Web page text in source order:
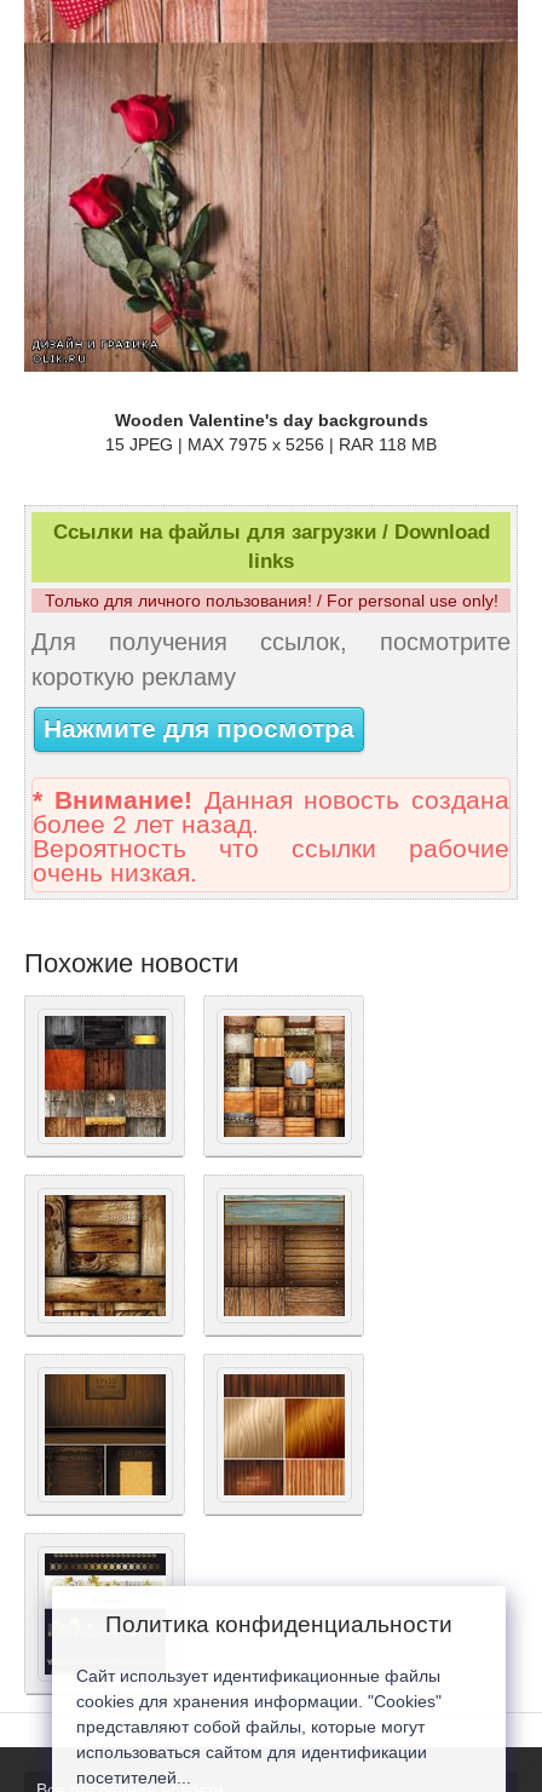
Wooden Valentine's day backgrounds
15 JPEG | MAX 7975 x 5256 | RAR 118 MB
Ссылки на файлы для загрузки / Download
links
Только для личного пользования! / For personal use only!
Для получения ссылок, посмотрите
короткую рекламу
Нажмите для просмотра
* Внимание! Данная новость создана
более 2 лет назад.
Вероятность что ссылки рабочие
очень низкая.
Похожие новости
Политика конфиденциальности
Сайт использует идентификационные файлы
cookies для хранения информации. "Cookies"
представляют собой файлы, которые могут
использоваться сайтом для идентификации
посетителей...